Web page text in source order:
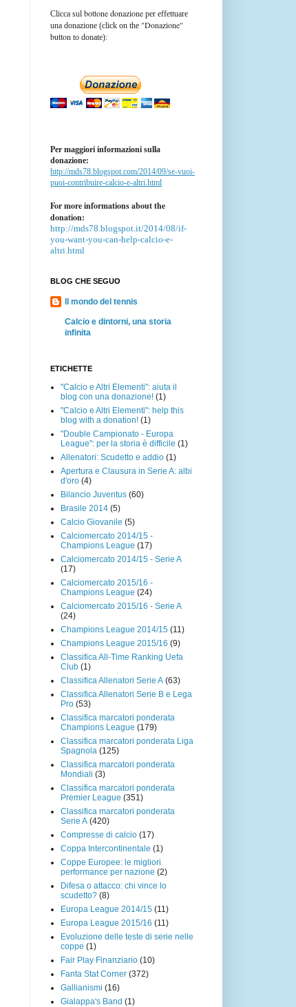
Clicca sul bottone donazione per effettuare
una donazione (click on the "Donazione"
button to donate):
Per maggiori informazioni sulla
donazione:
http://mds78.blogspot.com/2014/09/se-vuoi-
puoi-contribuire-calcio-e-altri.html
For more informations about the
donation:
http://mds78.blogspot.it/2014/08/if-
you-want-you-can-help-calcio-e-
altri.html
BLOG CHE SEGUO
Il mondo del tennis
Calcio e dintorni, una storia
infinita
ETICHETTE
"Calcio e Altri Elementi": aiuta il
blog con una donazione! (1)
"Calcio e Altri Elementi": help this
blog with a donation! (1)
"Double Campionato - Europa
League": per la storia è difficile (1)
Allenatori: Scudetto e addio (1)
Apertura e Clausura in Serie A: albi
d'oro (4)
Bilancio Juventus (60)
Brasile 2014 (5)
Calcio Giovanile (5)
Calciomercato 2014/15 -
Champions League (17)
Calciomercato 2014/15 - Serie A
(17)
Calciomercato 2015/16 -
Champions League (24)
Calciomercato 2015/16 - Serie A
(24)
Champions League 2014/15 (11)
Champions League 2015/16 (9)
Classifica All-Time Ranking Uefa
Club (1)
Classifica Allenatori Serie A (63)
Classifica Allenatori Serie B e Lega
Pro (53)
Classifica marcatori ponderata
Champions League (179)
Classifica marcatori ponderata Liga
Spagnola (125)
Classifica marcatori ponderata
Mondiali (3)
Classifica marcatori ponderata
Premier League (351)
Classifica marcatori ponderata
Serie A (420)
Compresse di calcio (17)
Coppa Intercontinentale (1)
Coppe Europee: le migliori
performance per nazione (2)
Difesa o attacco: chi vince lo
scudetto? (8)
Europa League 2014/15 (11)
Europa League 2015/16 (11)
Evoluzione delle teste di serie nelle
coppe (1)
Fair Play Finanziario (10)
Fanta Stat Corner (372)
Gallianismi (16)
Gialappa's Band (1)